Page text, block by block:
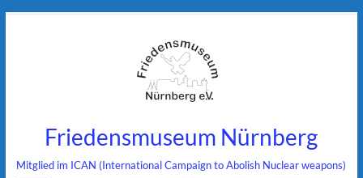
Friedensmuseum Nürnberg
Mitglied im ICAN (International Campaign to Abolish Nuclear weapons)